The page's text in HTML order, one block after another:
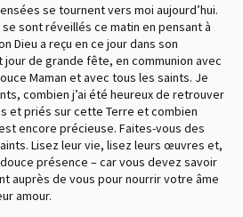
se tournent vers moi aujourd’hui.
sont réveillés ce matin en pensant à
Dieu a reçu en ce jour dans son
jour de grande fête, en communion avec
Maman et avec tous les saints. Je
combien j’ai été heureux de retrouver
et priés sur cette Terre et combien
encore précieuse. Faites-vous des
Lisez leur vie, lisez leurs œuvres et,
présence – car vous devez savoir
auprès de vous pour nourrir votre âme
amour.